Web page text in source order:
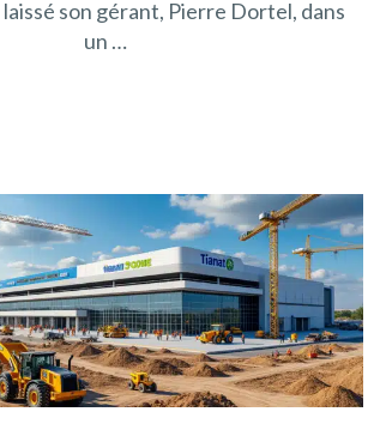
son gérant, Pierre Dortel, dans
un …